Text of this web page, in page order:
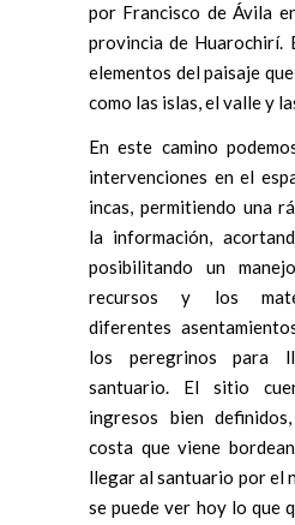
por Francisco de Ávila
provincia de Huarochirí.
elementos del paisaje
como las islas, el valle y
En este camino
intervenciones en el
incas, permitiendo una
la información,
posibilitando un
recursos y los
diferentes
los peregrinos para
santuario. El sitio
ingresos bien
costa que viene
llegar al santuario por el
se puede ver hoy lo que